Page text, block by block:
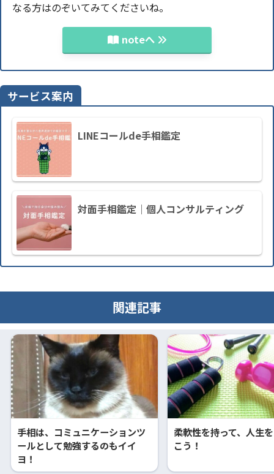
なる方はのぞいてみてくださいね。
noteへ
サービス案内
LINEコールde手相鑑定
対面手相鑑定｜個人コンサルティング
関連記事
手相は、コミュニケーションツ
ールとして勉強するのもイイ
ヨ！
柔軟性を持って、人生
こう！